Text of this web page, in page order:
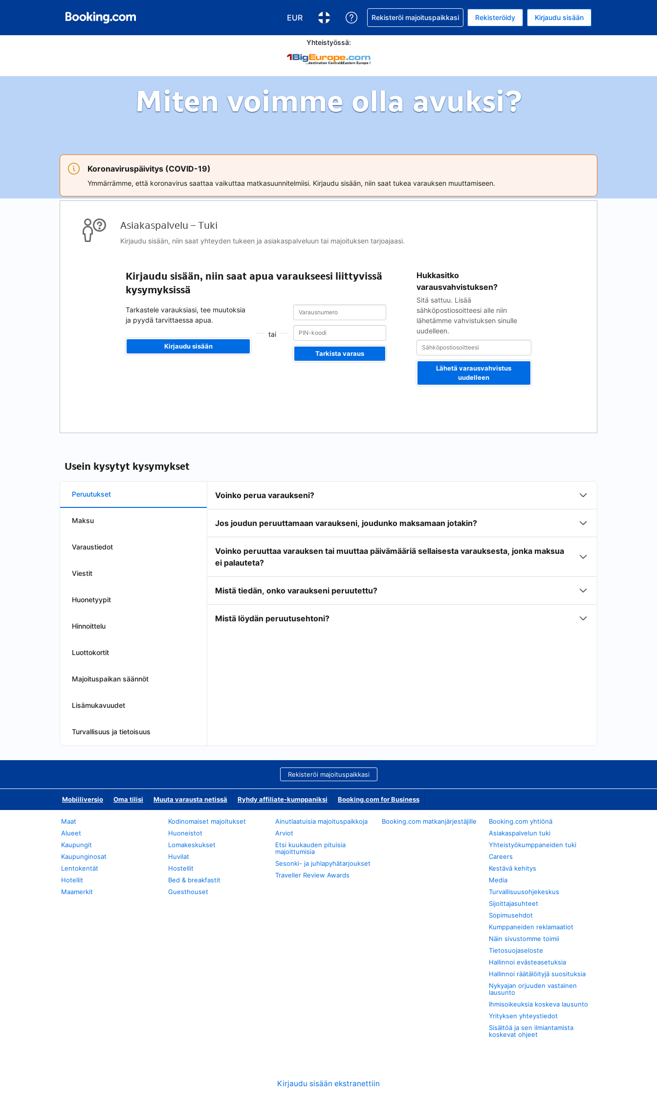
EUR
Valitse valuutta. Tämänhetkinen valuutta on EUR
Valitse kieli. Tämänhetkinen kieli on Suomi
Pyydä apua varauksesi kanssa
Rekisteröi majoituspaikkasi Rekisteröidy Kirjaudu sisään
Yhteistyössä:
Miten voimme olla avuksi?
Koronaviruspäivitys (COVID-19)
Ymmärrämme, että koronavirus saattaa vaikuttaa matkasuunnitelmiisi. Kirjaudu sisään, niin saat tukea varauksen muuttamiseen.
Asiakaspalvelu – Tuki
Kirjaudu sisään, niin saat yhteyden tukeen ja asiakaspalveluun tai majoituksen tarjoajaasi.
Kirjaudu sisään, niin saat apua varaukseesi liittyvissä
kysymyksissä
Tarkastele varauksiasi, tee muutoksia
ja pyydä tarvittaessa apua.
Kirjaudu sisään
tai
Varausnumero
Varausnumero
Tarkista varaus
Hukkasitko
varausvahvistuksen?
Sitä sattuu. Lisää
sähköpostiosoitteesi alle niin
lähetämme vahvistuksen sinulle
uudelleen.
Lähetä varausvahvistus
uudelleen
Usein kysytyt kysymykset
Peruutukset
Maksu
Varaustiedot
Viestit
Huonetyypit
Hinnoittelu
Luottokortit
Majoituspaikan säännöt
Lisämukavuudet
Turvallisuus ja tietoisuus
Voinko perua varaukseni?
Jos joudun peruuttamaan varaukseni, joudunko maksamaan jotakin?
Voinko peruuttaa varauksen tai muuttaa päivämääriä sellaisesta varauksesta, jonka maksua
ei palauteta?
Mistä tiedän, onko varaukseni peruutettu?
Mistä löydän peruutusehtoni?
Rekisteröi majoituspaikkasi
Mobiiliversio Oma tilisi Muuta varausta netissä Ryhdy affiliate-kumppaniksi Booking.com for Business
Maat
Alueet
Kaupungit
Kaupunginosat
Lentokentät
Hotellit
Maamerkit
Kodinomaiset majoitukset
Huoneistot
Lomakeskukset
Huvilat
Hostellit
Bed & breakfastit
Guesthouset
Ainutlaatuisia majoituspaikkoja
Arviot
Etsi kuukauden pituisia
majoittumisia
Sesonki- ja juhlapyhätarjoukset
Traveller Review Awards
Booking.com matkanjärjestäjille
Booking.com yhtiönä
Asiakaspalvelun tuki
Yhteistyökumppaneiden tuki
Careers
Kestävä kehitys
Media
Turvallisuusohjekeskus
Sijoittajasuhteet
Sopimusehdot
Kumppaneiden reklamaatiot
Näin sivustomme toimii
Tietosuojaseloste
Hallinnoi evästeasetuksia
Hallinnoi räätälöityjä suosituksia
Nykyajan orjuuden vastainen
lausunto
Ihmisoikeuksia koskeva lausunto
Yrityksen yhteystiedot
Sisältöä ja sen ilmiantamista
koskevat ohjeet
Kirjaudu sisään ekstranettiin